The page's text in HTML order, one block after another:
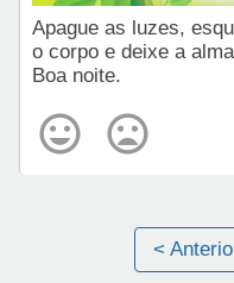
Apague as luzes,
o corpo e deixe a
Boa noite.
<